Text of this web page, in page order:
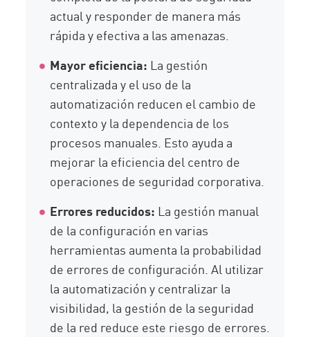
actual y responder de manera más
rápida y efectiva a las amenazas.
Mayor eficiencia: La gestión
centralizada y el uso de la
automatización reducen el cambio de
contexto y la dependencia de los
procesos manuales. Esto ayuda a
mejorar la eficiencia del centro de
operaciones de seguridad corporativa.
Errores reducidos: La gestión manual
de la configuración en varias
herramientas aumenta la probabilidad
de errores de configuración. Al utilizar
la automatización y centralizar la
visibilidad, la gestión de la seguridad
de la red reduce este riesgo de errores.